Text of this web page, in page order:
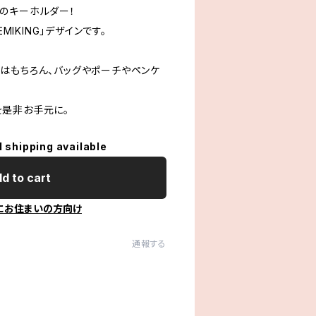
キーホルダー！
」デザインです。
もちろん、バッグやポーチやペンケ
非お手元に。
shipping available
to cart
お住まいの方向け
通報する